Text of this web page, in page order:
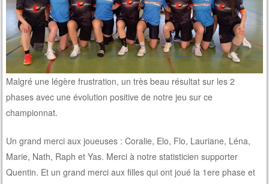
Malgré une légère frustration, un très beau résultat sur les 2
phases avec une évolution positive de notre jeu sur ce
championnat.
Un grand merci aux joueuses : Coralie, Elo, Flo, Lauriane, Léna,
Marie, Nath, Raph et Yas. Merci à notre statisticien supporter
Quentin. Et un grand merci aux filles qui ont joué la 1ere phase et